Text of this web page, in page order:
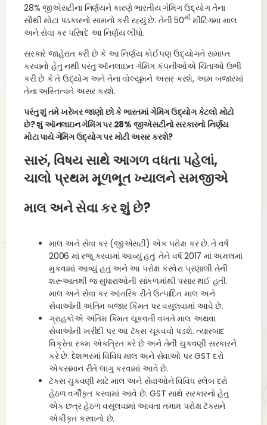
28% જીએસટીના નિર્ણયને કારણે ભારતીય ગેમિંગ ઉદ્યોગ તેના
સૌથી મોટા પડકારનો સામનો કરી રહ્યું છે. તેની 50મીમીટિંગમાં માલ
અને સેવા કર પરિષદે આ નિર્ણય લીધો.
સરકારે જાહેરાત કરી છે કે આ નિર્ણય કોઈપણ ઉદ્યોગને સમાપ્ત
કરવાનો હેતુ નથી પરંતુ ઑનલાઇન ગેમિંગ કંપનીઓએ ચિંતાઓ ઉભી
કરી છે કે તે ઉદ્યોગ અને તેના વોલ્યુમને અસર કરશે, આમ બજારમાં
તેના અસ્તિત્વને અસર કરશે.
પરંતુ શું તમે ખરેખર જાણો છો કે ભારતમાં ગેમિંગ ઉદ્યોગ કેટલો મોટો
છે? શું ઑનલાઇન ગેમિંગ પર 28% જીએસટીનો સરકારનો નિર્ણય
મોટા પાયે ગેમિંગ ઉદ્યોગ પર મોટી અસર કરશે?
સારું, વિષય સાથે આગળ વધતા પહેલાં,
ચાલો પ્રથમ મૂળભૂત ખ્યાલને સમજીએ
માલ અને સેવા કર શું છે?
માલ અને સેવા કર (જીએસટી) એક પરોક્ષ કર છે. તે વર્ષ
2006 માં રજૂ કરવામાં આવ્યું હતું. તેને વર્ષ 2017 માં અમલમાં
મુકવામાં આવ્યું હતું અને આ પરોક્ષ કરવેરા પ્રણાલી તેની
શરૂઆતથી જ સુધારાઓની સાંકળમાંથી પસાર થઈ હતી.
માલ અને સેવા કર આંતરિક રીતે ઉત્પાદિત માલ અને
સેવાઓની અંતિમ બજાર કિંમત પર વસૂલવામાં આવે છે.
ગ્રાહકોએ અંતિમ કિંમત ચૂકવતી વખતે માલ અથવા
સેવાઓની ખરીદી પર આ ટૅક્સ ચૂકવવો પડશે. ત્યારબાદ
વિક્રેતા રકમ એકત્રિત કરે છે અને તેની ચુકવણી સરકારને
કરે છે. દેશભરમાં વિવિધ માલ અને સેવાઓ પર GST દરો
એકસમાન રીતે લાગુ કરવામાં આવે છે.
ટૅક્સ ચુકવણી માટે માલ અને સેવાઓને વિવિધ સ્લેબ દરો
હેઠળ વર્ગીકૃત કરવામાં આવે છે. GST સાથે સરકારનો હેતુ
એક છત્ર હેઠળ વસૂલવામાં આવતા તમામ પરોક્ષ ટૅક્સને
એકીકૃત કરવાનો છે.